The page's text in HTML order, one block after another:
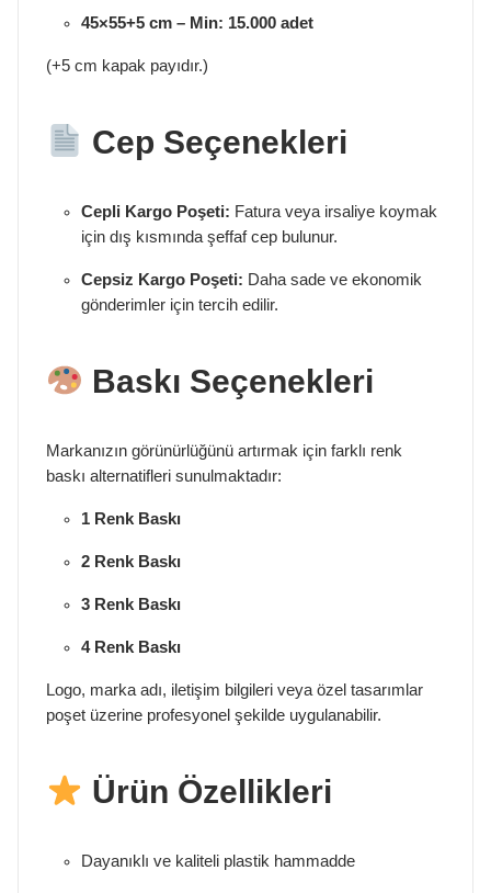
45×55+5 cm – Min: 15.000 adet
(+5 cm kapak payıdır.)
Cep Seçenekleri
Cepli Kargo Poşeti: Fatura veya irsaliye koymak
için dış kısmında şeffaf cep bulunur.
Cepsiz Kargo Poşeti: Daha sade ve ekonomik
gönderimler için tercih edilir.
Baskı Seçenekleri
Markanızın görünürlüğünü artırmak için farklı renk
baskı alternatifleri sunulmaktadır:
1 Renk Baskı
2 Renk Baskı
3 Renk Baskı
4 Renk Baskı
Logo, marka adı, iletişim bilgileri veya özel tasarımlar
poşet üzerine profesyonel şekilde uygulanabilir.
Ürün Özellikleri
Dayanıklı ve kaliteli plastik hammadde